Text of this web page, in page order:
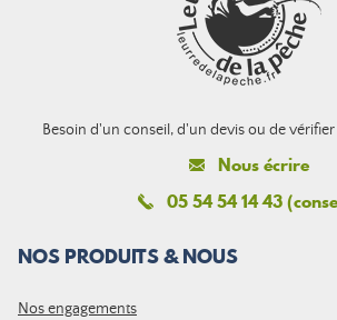
Besoin d'un conseil, d'un devis ou de
Nous écrire
05 54 54 14 43
NOS PRODUITS & NOUS
Nos engagements